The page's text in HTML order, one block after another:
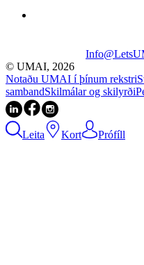
© UMAI, 2026
Notaðu UMAI í þínum rekstri
sambandSkilmálar og skilyrði
Leita Kort Prófíll